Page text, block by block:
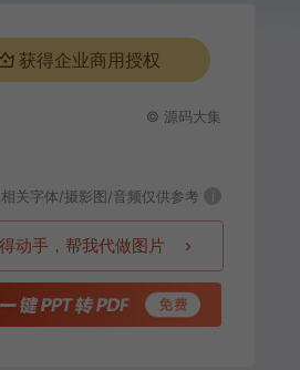
获得企业商用授权
© 源码大集
相关字体/摄影图/音频仅供参考 i
动手，帮我代做图片